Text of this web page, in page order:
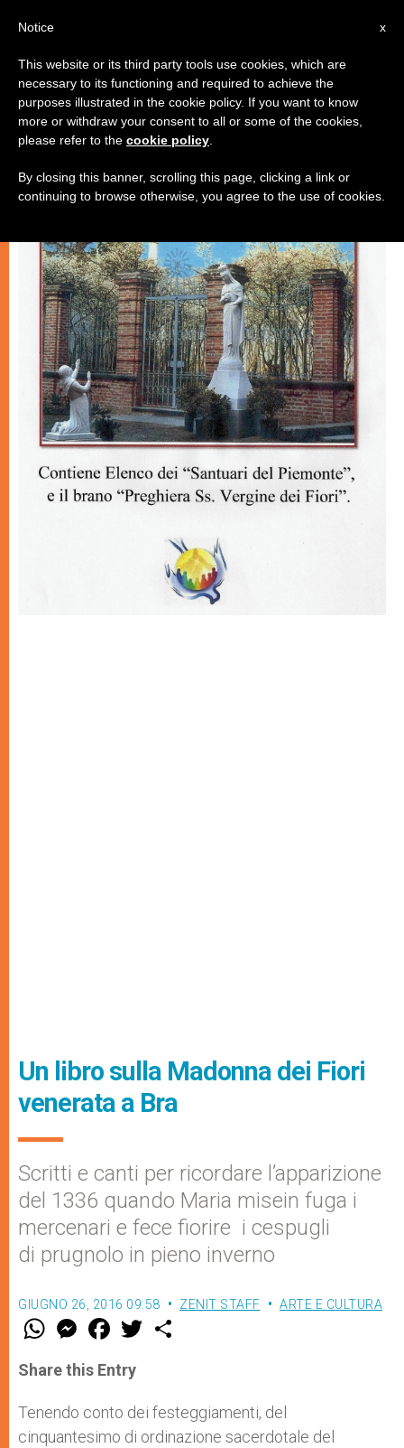
ARTE E CULTURA
Un libro sulla Madonna dei Fiori
venerata a Bra
Scritti e canti per ricordare l’apparizione
del 1336 quando Maria misein fuga i
mercenari e fece fiorire i cespugli
di prugnolo in pieno inverno
GIUGNO 26, 2016 09:58 ZENIT STAFF ARTE E CULTURA
W
t
s
p
p
M
e
s
e
g
e
r
F
a
e
b
o
k
w
r
Share this Entry
Tenendo conto dei festeggiamenti, del
cinquantesimo di ordinazione sacerdotale del
x
Notice
This website or its third party tools use cookies, which are
necessary to its functioning and required to achieve the
purposes illustrated in the cookie policy. If you want to know
more or withdraw your consent to all or some of the cookies,
please refer to the cookie policy
By closing this banner, scrolling this page, clicking a link or
continuing to browse otherwise, you agree to the use of cookies.